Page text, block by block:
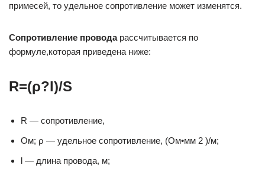
примесей, то удельное сопротивление может изменятся.
Сопротивление проводарассчитывается по
формуле,которая приведена ниже:
R=(ρ?l)/S
R — сопротивление,
Ом; ρ — удельное сопротивление, (Ом•мм 2 )/м;
l — длина провода, м;